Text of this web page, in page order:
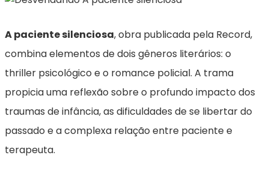
A paciente silenciosa, obra publicada pela Record,
combina elementos de dois gêneros literários: o
thriller psicológico e o romance policial. A trama
propicia uma reflexão sobre o profundo impacto dos
traumas de infância, as dificuldades de se libertar do
passado e a complexa relação entre paciente e
terapeuta.